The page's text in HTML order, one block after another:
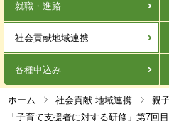
就職・進路
社会貢献地域連携
各種申込み
ホーム 社会貢献 地域連携
親
「子育て支援者に対する研修」第7回